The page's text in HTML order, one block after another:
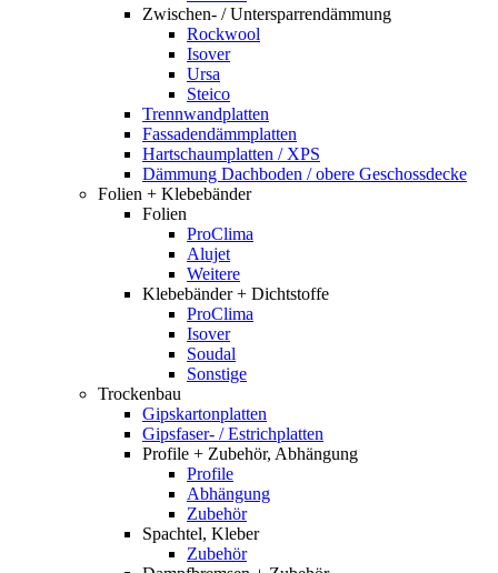
Zwischen- / Untersparrendämmung
Rockwool
Isover
Ursa
Steico
Trennwandplatten
Fassadendämmplatten
Hartschaumplatten / XPS
Dämmung Dachboden / obere Geschossdecke
Folien + Klebebänder
Folien
ProClima
Alujet
Weitere
Klebebänder + Dichtstoffe
ProClima
Isover
Soudal
Sonstige
Trockenbau
Gipskartonplatten
Gipsfaser- / Estrichplatten
Profile + Zubehör, Abhängung
Profile
Abhängung
Zubehör
Spachtel, Kleber
Zubehör